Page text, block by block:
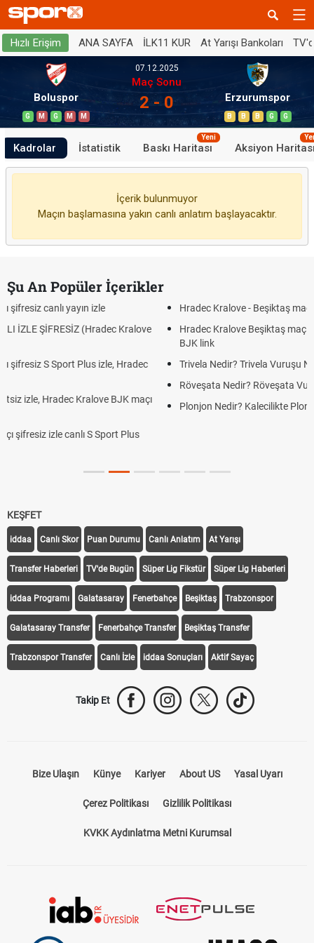
Hızlı Erişim ANA SAYFA İLK11 KUR At Yarışı Bankoları
Boluspor
G M G M M
07.12.2025
Maç Sonu
2 - 0 Erzurumspor
B B B G G
Kadrolar İstatistik Baskı Haritası
Yeni
Aksiyon
İçerik bulunmuyor
Maçın başlamasına yakın canlı anlatım başlayacaktır.
Şu An Popüler İçerikler
Kralove
Hradec
BJK maçı
Plus
Hradec Kralove - Beşiktaş maçı şifresiz izle canlı tv100
Hradec Kralove Beşiktaş maçı şifresiz tv100 izle,
Trivela Nedir? Trivela Vuruşu Nasıl Yapılır?
Röveşata Nedir? Röveşata Vuruşu Nasıl Yapılır?
Plonjon Nedir? Kalecilikte Plonjon Hareketi Nasıl
KEŞFET
iddaa Canlı Skor Puan Durumu Canlı Anlatım At Yarışı
Transfer Haberleri TV'de Bugün Süper Lig Fikstür Süper Lig Haberleri
iddaa Programı Galatasaray Fenerbahçe Beşiktaş Trabzonspor
Galatasaray Transfer Fenerbahçe Transfer Beşiktaş Transfer
Trabzonspor Transfer Canlı İzle iddaa Sonuçları Aktif Sayaç
Takip Et
Bize Ulaşın Künye Kariyer About US Yasal Uyarı
Çerez Politikası Gizlilik Politikası
KVKK Aydınlatma Metni Kurumsal